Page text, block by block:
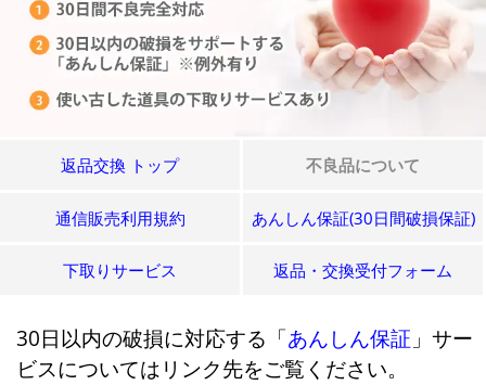
返品交換 トップ 不良品について
通信販売利用規約 あんしん保証(30日間破損保証)
下取りサービス 返品・交換受付フォーム
30日以内の破損に対応する「あんしん保証 」サー
ビスについてはリンク先をご覧ください。